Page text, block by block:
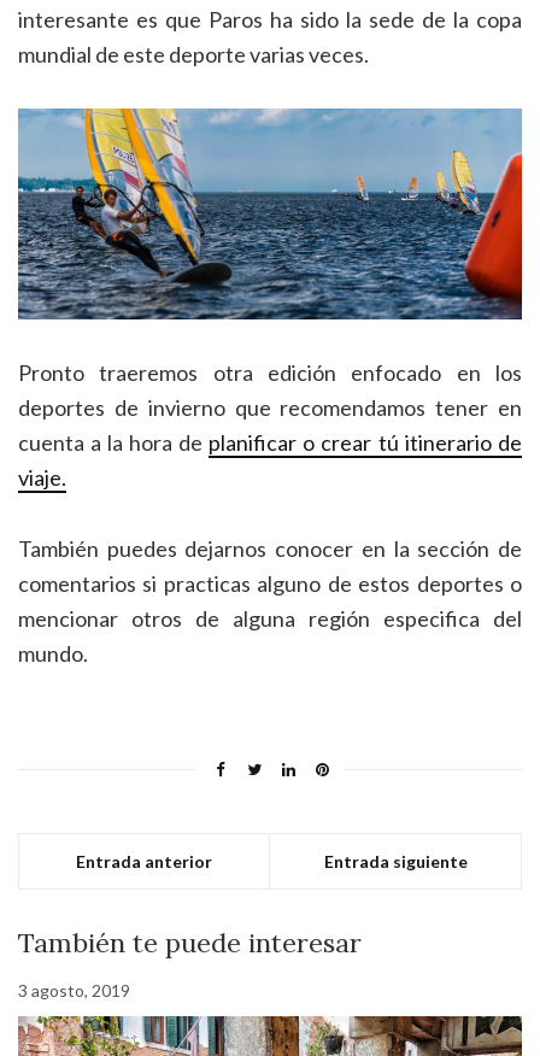
interesante es que Paros ha sido la sede de la copa
mundial de este deporte varias veces.
Pronto traeremos otra edición enfocado en los
deportes de invierno que recomendamos tener en
cuenta a la hora de planificar o crear tú itinerario de
viaje.
También puedes dejarnos conocer en la sección de
comentarios si practicas alguno de estos deportes o
mencionar otros de alguna región especifica del
mundo.
Entrada anterior Entrada siguiente
También te puede interesar
3 agosto, 2019